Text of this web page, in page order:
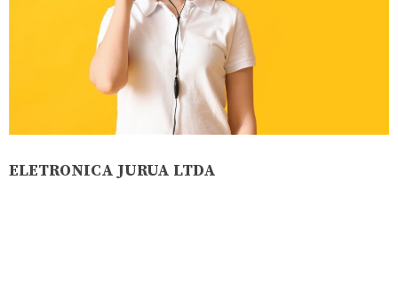
ELETRONICA JURUA LTDA